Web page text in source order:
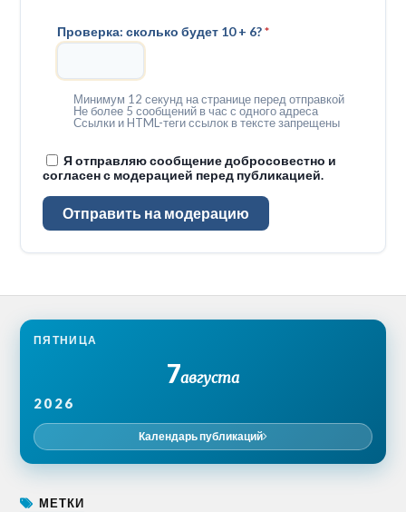
Проверка: сколько будет 10 + 6?*
Минимум 12 секунд на странице перед отправкой
Не более 5 сообщений в час с одного адреса
Ссылки и HTML-теги ссылок в тексте запрещены
Я отправляю сообщение добросовестно и
согласен с модерацией перед публикацией.
Отправить на модерацию
ПЯТНИЦА
7августа
2026
Календарь публикаций
МЕТКИ